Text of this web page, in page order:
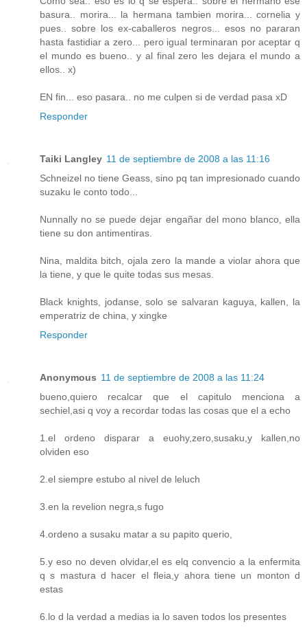
basura.. morira... la hermana tambien morira... cornelia y
pues.. sobre los ex-caballeros negros... esos no pararan
hasta fastidiar a zero... pero igual terminaran por aceptar q
el mundo es bueno.. y al final zero les dejara el mundo a
ellos.. x)
EN fin... eso pasara.. no me culpen si de verdad pasa xD
Responder
Taiki Langley 11 de septiembre de 2008 a las 11:16
Schneizel no tiene Geass, sino pq tan impresionado cuando
suzaku le conto todo...
Nunnally no se puede dejar engañar del mono blanco, ella
tiene su don antimentiras.
Nina, maldita bitch, ojala zero la mande a violar ahora que
la tiene, y que le quite todas sus mesas.
Black knights, jodanse, solo se salvaran kaguya, kallen, la
emperatriz de china, y xingke
Responder
Anonymous 11 de septiembre de 2008 a las 11:24
bueno,quiero recalcar que el capitulo menciona a
sechiel,asi q voy a recordar todas las cosas que el a echo
1.el ordeno disparar a euohy,zero,susaku,y kallen,no
olviden eso
2.el siempre estubo al nivel de leluch
3.en la revelion negra,s fugo
4.ordeno a susaku matar a su papito querio,
5.y eso no deven olvidar,el es elq convencio a la enfermita
q s mastura d hacer el fleia,y ahora tiene un monton d
estas
6.lo d la verdad a medias ia lo saven todos los presentes